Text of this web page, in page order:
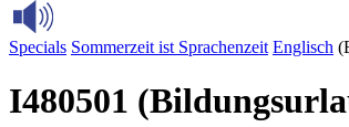
Specials Sommerzeit ist Sprachenzeit Englisch
I480501